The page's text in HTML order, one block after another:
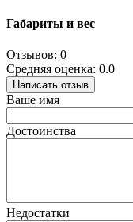
Габариты и вес
Отзывов: 0
Средняя оценка: 0.0
Написать отзыв
Ваше имя
Достоинства
Недостатки